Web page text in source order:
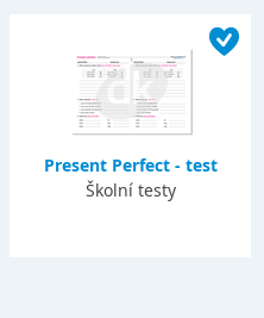
Present Perfect - test
Školní testy